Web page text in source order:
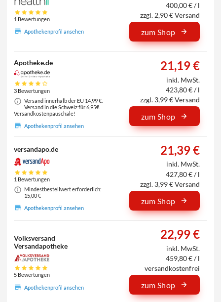
1 Bewertungen
Apothekenprofil ansehen
400,00 € / l
zzgl. 2,90 € Versand
zum Shop
Apotheke.de
3 Bewertungen
Versand innerhalb der EU 14,99 €.
Versand in die Schweiz für 6,95€
Versandkostenpauschale!
Apothekenprofil ansehen
21,19 €
inkl. MwSt.
423,80 € / l
zzgl. 3,99 € Versand
zum Shop
versandapo.de
1 Bewertungen
Mindestbestellwert erforderlich:
15,00 €
Apothekenprofil ansehen
21,39 €
inkl. MwSt.
427,80 € / l
zzgl. 3,99 € Versand
zum Shop
Volksversand
Versandapotheke
5 Bewertungen
Apothekenprofil ansehen
22,99 €
inkl. MwSt.
459,80 € / l
versandkostenfrei
zum Shop